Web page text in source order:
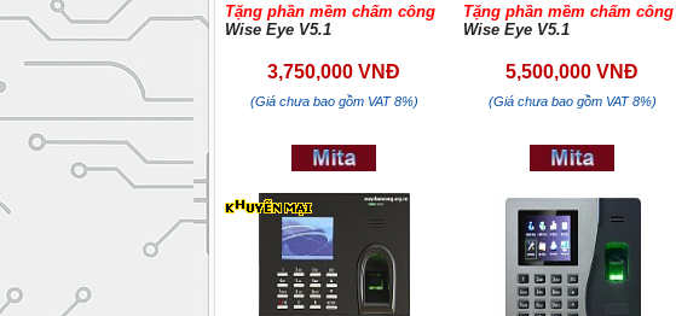
Tặng phần mềm chấm công
Wise Eye V5.1
3,750,000 VNĐ
(Giá chưa bao gồm VAT 8%)
Tặng phần mềm chấm công
Wise Eye V5.1
5,500,000 VNĐ
(Giá chưa bao gồm VAT 8%)